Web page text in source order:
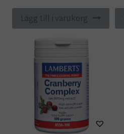
Lägg till i varukorg